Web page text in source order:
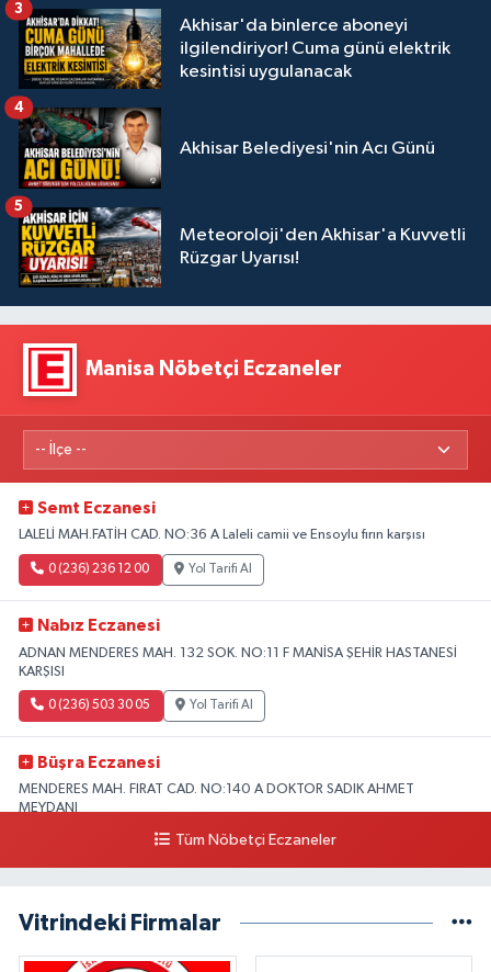
Akhisar'da binlerce aboneyi
ilgilendiriyor! Cuma günü elektrik
kesintisi uygulanacak
3
Akhisar Belediyesi'nin Acı Günü
4
Meteoroloji'den Akhisar'a Kuvvetli
Rüzgar Uyarısı!
5
Manisa Nöbetçi Eczaneler
Semt Eczanesi
LALELİ MAH.FATİH CAD. NO:36 A Laleli camii ve Ensoylu fırın karşısı
0 (236) 236 12 00 Yol Tarifi Al
Nabız Eczanesi
ADNAN MENDERES MAH. 132 SOK. NO:11 F MANİSA ŞEHİR HASTANESİ
KARŞISI
0 (236) 503 30 05 Yol Tarifi Al
Büşra Eczanesi
MENDERES MAH. FIRAT CAD. NO:140 A DOKTOR SADIK AHMET
MEYDANI
Yol Tarifi Al
BEYAZIT MAHALLESİ MENDERES BULVARI NO:79 A
0 (236) 462 45 55 Yol Tarifi Al
Tüm Nöbetçi Eczaneler
Vitrindeki Firmalar